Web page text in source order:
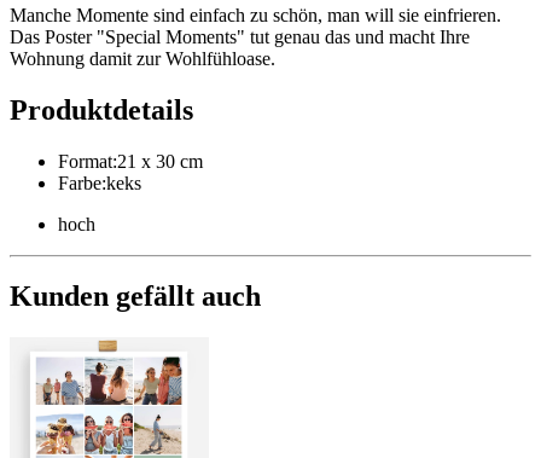
Manche Momente sind einfach zu schön, man will sie einfrieren.
Das Poster "Special Moments" tut genau das und macht Ihre
Wohnung damit zur Wohlfühloase.
Produktdetails
Format:21 x 30 cm
Farbe:keks
hoch
Kunden gefällt auch